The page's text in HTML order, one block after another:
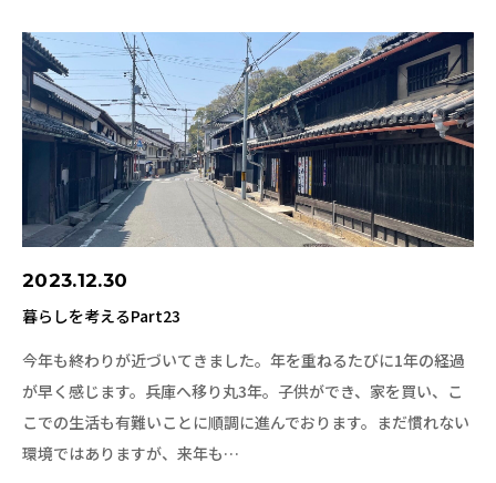
2023.12.30
暮らしを考えるPart23
今年も終わりが近づいてきました。年を重ねるたびに1年の経過
が早く感じます。兵庫へ移り丸3年。子供ができ、家を買い、こ
こでの生活も有難いことに順調に進んでおります。まだ慣れない
環境ではありますが、来年も…